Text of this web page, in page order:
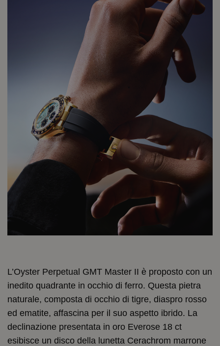
L’Oyster Perpetual GMT Master II è proposto con un
inedito quadrante in occhio di ferro. Questa pietra
naturale, composta di occhio di tigre, diaspro rosso
ed ematite, affascina per il suo aspetto ibrido. La
declinazione presentata in oro Everose 18 ct
esibisce un disco della lunetta Cerachrom marrone